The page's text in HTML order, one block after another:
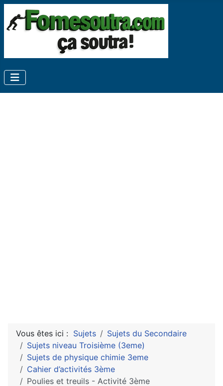
Vous êtes ici : Sujets
Sujets du Secondaire
Sujets niveau Troisième (3eme)
Sujets de physique chimie 3eme
Cahier d’activités 3ème
Poulies et treuils - Activité 3ème